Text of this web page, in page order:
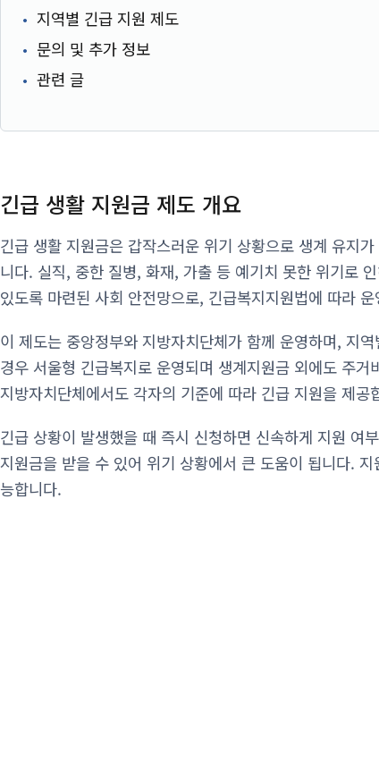
지역별 긴급 지원 제도
문의 및 추가 정보
관련 글
긴급 생활 지원금 제도 개요
긴급 생활 지원금은 갑작스러운 위기 상황으로 생계 유지
니다. 실직, 중한 질병, 화재, 가출 등 예기치 못한 위기로
있도록 마련된 사회 안전망으로, 긴급복지지원법에 따라 운
이 제도는 중앙정부와 지방자치단체가 함께 운영하며, 지
경우 서울형 긴급복지로 운영되며 생계지원금 외에도 주
지방자치단체에서도 각자의 기준에 따라 긴급 지원을 제공
긴급 상황이 발생했을 때 즉시 신청하면 신속하게 지원 여
지원금을 받을 수 있어 위기 상황에서 큰 도움이 됩니다.
능합니다.